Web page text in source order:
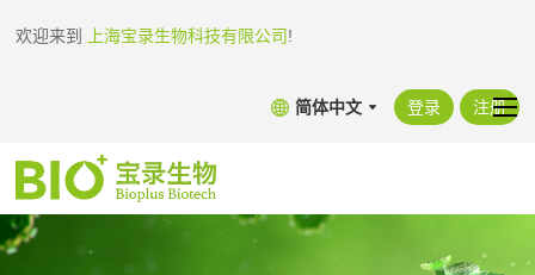
欢迎来到 上海宝录生物科技有限公司!
简体中文 登录 注册